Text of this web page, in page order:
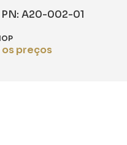
PN: A20-002-01
preços